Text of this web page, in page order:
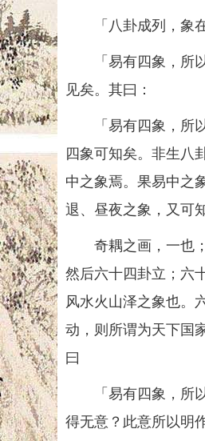
「八卦成列，象在
「易有四象，所以
见矣。其曰：
「易有四象，所以
四象可知矣。非生八
中之象焉。果易中之
退、昼夜之象，又可
奇耦之画，一也；
然后六十四卦立；六
风水火山泽之象也。
动，则所谓为天下国
曰
「易有四象，所以
得无意？此意所以明